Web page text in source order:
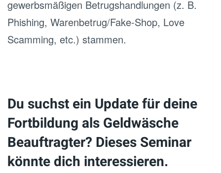
gewerbsmäßigen Betrugshandlungen (z. B.
Phishing, Warenbetrug/Fake-Shop, Love
Scamming, etc.) stammen.
Du suchst ein Update für deine
Fortbildung als Geldwäsche
Beauftragter? Dieses Seminar
könnte dich interessieren.